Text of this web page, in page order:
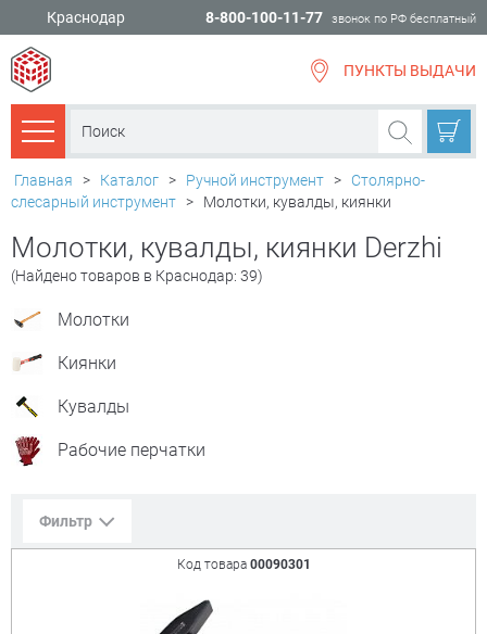
Краснодар 8-800-100-11-77 звонок по РФ бесплатный
ПУНКТЫ ВЫДАЧИ
Каталог товаров
Главная > Каталог > Ручной инструмент >
Столярно-
слесарный инструмент > Молотки, кувалды, киянки
Молотки, кувалды, киянки Derzhi
(Найдено товаров в Краснодар: 39)
Молотки
Киянки
Кувалды
Рабочие перчатки
Фильтр
Код товара 00090301